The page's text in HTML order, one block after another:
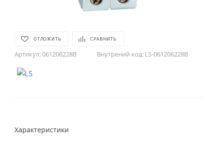
ОТЛОЖИТЬ СРАВНИТЬ
Артикул:061206228B Внутрений код: LS-061206228B
Характеристики